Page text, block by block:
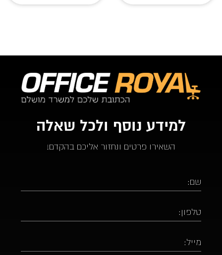
למידע נוסף ולכל שאלה
השאירו פרטים ונחזור אליכם בהקדם!